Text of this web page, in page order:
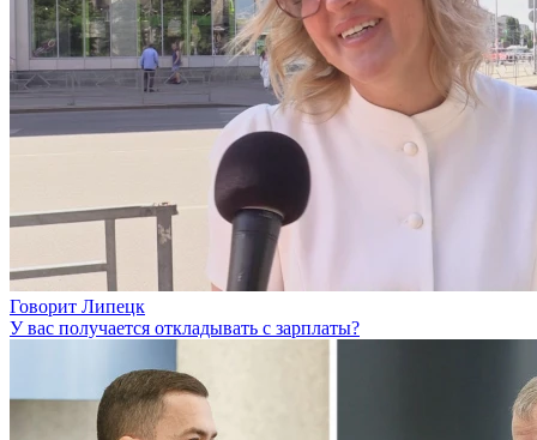
Говорит Липецк
У вас получается откладывать с зарплаты?